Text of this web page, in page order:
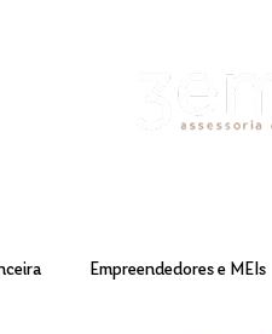
Empreendedores e MEIs